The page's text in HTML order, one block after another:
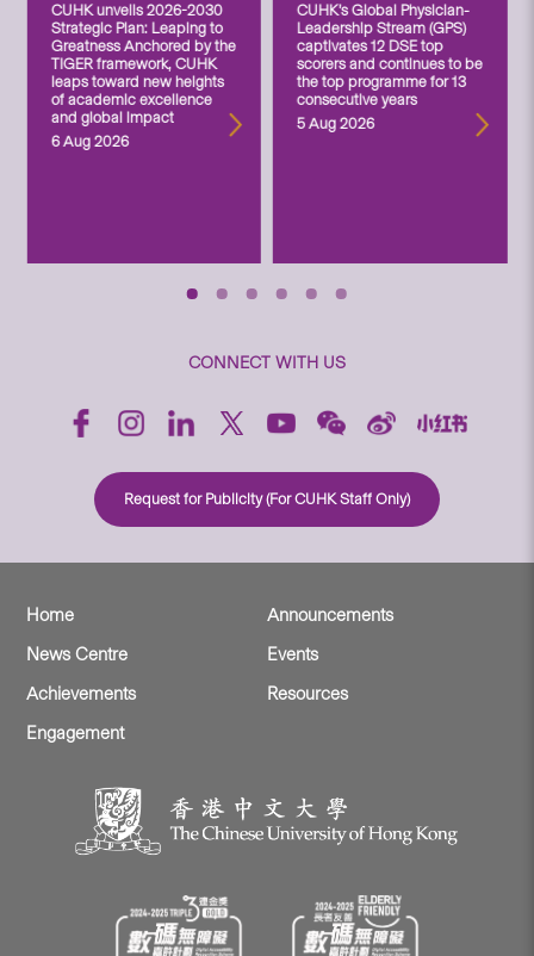
CUHK unveils 2026-2030
Strategic Plan: Leaping to
Greatness Anchored by the
TIGER framework, CUHK
leaps toward new heights
of academic excellence
and global impact
6 Aug 2026
CUHK’s Global Physician-
Leadership Stream (GPS)
captivates 12 DSE top
scorers and continues to be
the top programme for 13
consecutive years
5 Aug 2026
CONNECT WITH US
Request for Publicity (For CUHK Staff Only)
Home
Announcements
News Centre
Events
Achievements
Resources
Engagement